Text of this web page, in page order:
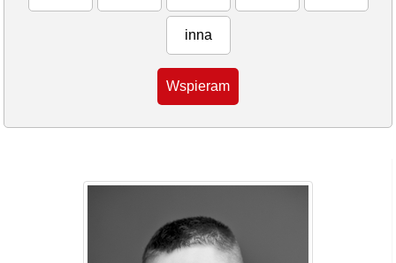
inna
Wspieram